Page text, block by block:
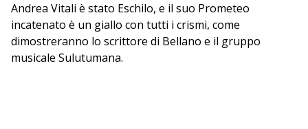
Andrea Vitali è stato Eschilo, e il suo Prometeo
incatenato è un giallo con tutti i crismi, come
dimostreranno lo scrittore di Bellano e il gruppo
musicale Sulutumana.